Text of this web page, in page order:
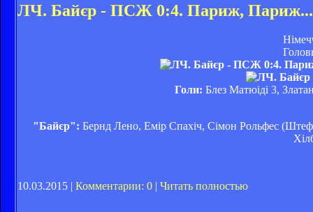
ЛЧ. Байєр - ПСЖ 0:4. Париж, Париж...
Голи: Блез Матюіді 3,
"Байєр": Бернд Лено, Емір Спахіч, Сімон Рольфес
10.03.2015 | Комментарии: 0 | Читать полностью